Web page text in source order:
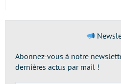
Abonnez-vous à notre
dernières actus par mail !